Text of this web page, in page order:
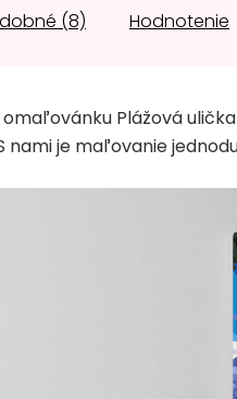
(8) Hodnotenie
omaľovánku Plážová
nami je maľovanie